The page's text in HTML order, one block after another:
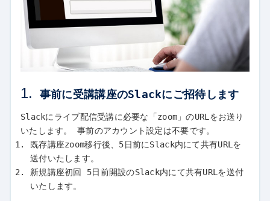
1. 事前に受講講座のSlackにご招待します
Slackにライブ配信受講に必要な「zoom」のURLをお送り
いたします。 事前のアカウント設定は不要です。
既存講座zoom移行後、5日前にSlack内にて共有URLを
送付いたします。
新規講座初回 5日前開設のSlack内にて共有URLを送付
いたします。